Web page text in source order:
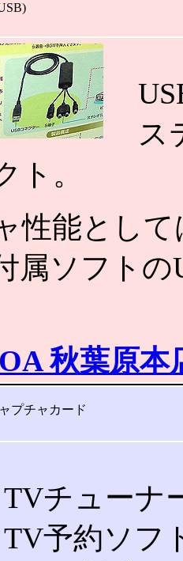
ス
ト。
能として
属ソフトの
秋葉原本
プチャカード
チューナ
予約ソフ